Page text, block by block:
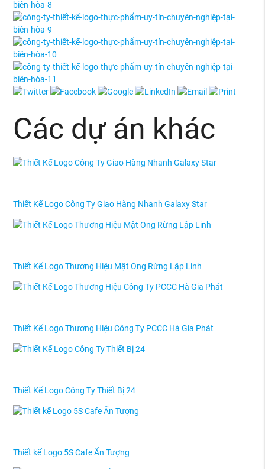
Các dự án khác
Thiết Kế Logo Công Ty Giao Hàng Nhanh Galaxy Star
Thiết Kế Logo Thương Hiệu Mật Ong Rừng Lập Linh
Thiết Kế Logo Thương Hiệu Công Ty PCCC Hà Gia Phát
Thiết Kế Logo Công Ty Thiết Bị 24
Thiết kế Logo 5S Cafe Ấn Tượng